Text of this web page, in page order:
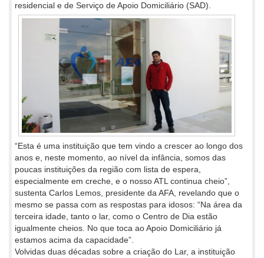
residencial e de Serviço de Apoio Domiciliário (SAD).
“Esta é uma instituição que tem vindo a crescer ao longo dos
anos e, neste momento, ao nível da infância, somos das
poucas instituições da região com lista de espera,
especialmente em creche, e o nosso ATL continua cheio”,
sustenta Carlos Lemos, presidente da AFA, revelando que o
mesmo se passa com as respostas para idosos: “Na área da
terceira idade, tanto o lar, como o Centro de Dia estão
igualmente cheios. No que toca ao Apoio Domiciliário já
estamos acima da capacidade”.
Volvidas duas décadas sobre a criação do Lar, a instituição